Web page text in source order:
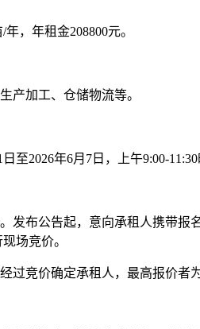
，年租金208800元。
产加工、仓储物流等。
至2026年6月7日，上午9:00-11:30
发布公告起，意向承租人携带报
场竞价。
过竞价确定承租人，最高报价者